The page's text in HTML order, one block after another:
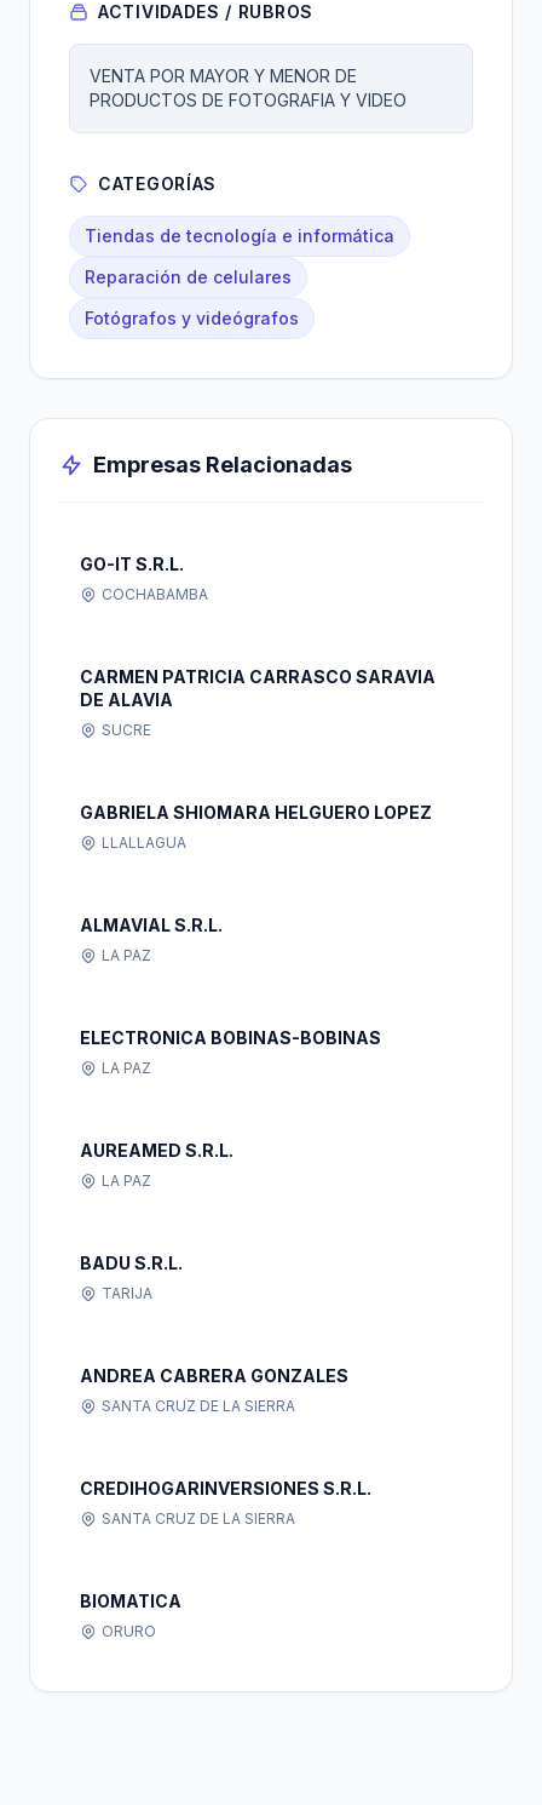
ACTIVIDADES / RUBROS
VENTA POR MAYOR Y MENOR DE
PRODUCTOS DE FOTOGRAFIA Y VIDEO
CATEGORÍAS
Tiendas de tecnología e informática
Reparación de celulares
Fotógrafos y videógrafos
Empresas Relacionadas
GO-IT S.R.L.
COCHABAMBA
CARMEN PATRICIA CARRASCO SARAVIA
DE ALAVIA
SUCRE
GABRIELA SHIOMARA HELGUERO LOPEZ
LLALLAGUA
ALMAVIAL S.R.L.
LA PAZ
ELECTRONICA BOBINAS-BOBINAS
LA PAZ
AUREAMED S.R.L.
LA PAZ
BADU S.R.L.
TARIJA
ANDREA CABRERA GONZALES
SANTA CRUZ DE LA SIERRA
CREDIHOGARINVERSIONES S.R.L.
SANTA CRUZ DE LA SIERRA
BIOMATICA
ORURO